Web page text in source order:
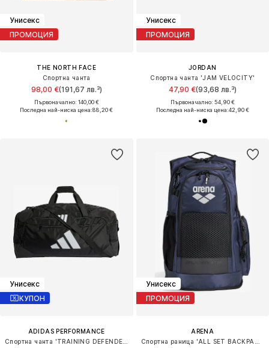
Унисекс
ПРОМОЦИЯ
THE NORTH FACE
Спортна чанта
98,00 €(191,67 лв.³)
Първоначално: 140,00 €
Последна най-ниска цена:88,20 €
Унисекс
ПРОМОЦИЯ
JORDAN
Спортна чанта 'JAM VELOCITY'
47,90 €(93,68 лв.³)
Първоначално: 54,90 €
Последна най-ниска цена:42,90 €
Унисекс
КУПОН
ADIDAS PERFORMANCE
Унисекс
ПРОМОЦИЯ
ARENA